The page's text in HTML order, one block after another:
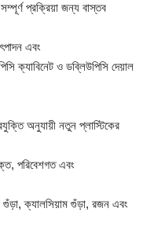
প্রক্রিয়া জন্য বাস্তব
এবং
ক্যাবিনেট ও ডব্লিউপিসি দেয়াল
অনুযায়ী নতুন প্লাস্টিকের
পরিবেশগত এবং
গুঁড়া, ক্যালসিয়াম গুঁড়া, রজন এবং